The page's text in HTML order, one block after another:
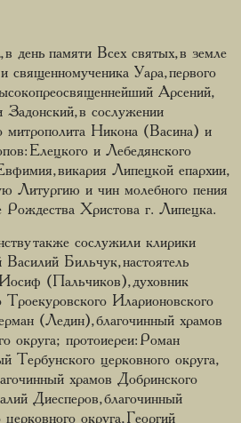
, в день памяти Всех святых, в земле
священномученика Уара, первого
Арсений,
Задонский, в сослужении
митрополита Никона (Васина) и
Елецкого и Лебедянского
викария Липецкой епархии,
Литургию и чин молебного пения
Рождества Христова г. Липецка.
также сослужили клирики
Василий Бильчук, настоятель
(Пальчиков), духовник
Иларионовского
(Ледин), благочинный храмов
округа; протоиереи: Роман
Тербунского церковного округа,
храмов Добринского
Диесперов, благочинный
округа, Георгий